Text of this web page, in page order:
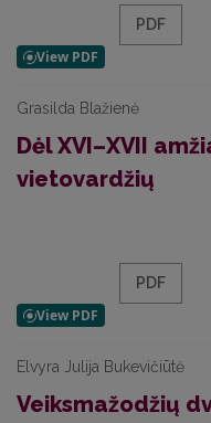
PDF
Grasilda Blažienė
Dėl XVI–XVII
vietovardžių
PDF
Elvyra Julija Bukevičiūtė
Veiksmažodžių